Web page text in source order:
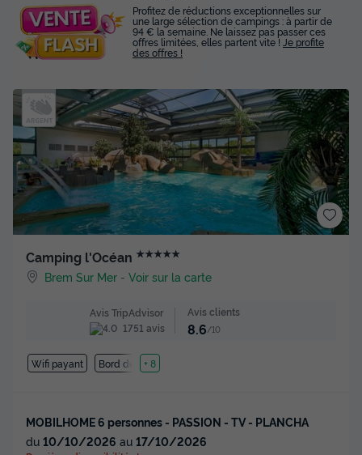
Camping l'Océan ★★★★★
Brem Sur Mer -Voir sur la carte
Avis TripAdvisor
1751 avis
Avis clients
8.6 /10
Wifi payant Bord de mer
+ 8
MOBILHOME 6 personnes - PASSION - TV - PLANCHA
du 10/10/2026 au 17/10/2026
Profitez de réductions exceptionnelles sur
une large sélection de campings : à partir de
94 € la semaine. Ne laissez pas passer ces
offres limitées, elles partent vite ! Je profite
des offres !